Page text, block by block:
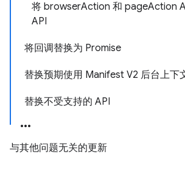
将 browserAction 和 pageAction
API
将回调替换为 Promise
替换预期使用 Manifest V2 后台上下
替换不受支持的 API
与其他问题无关的更新